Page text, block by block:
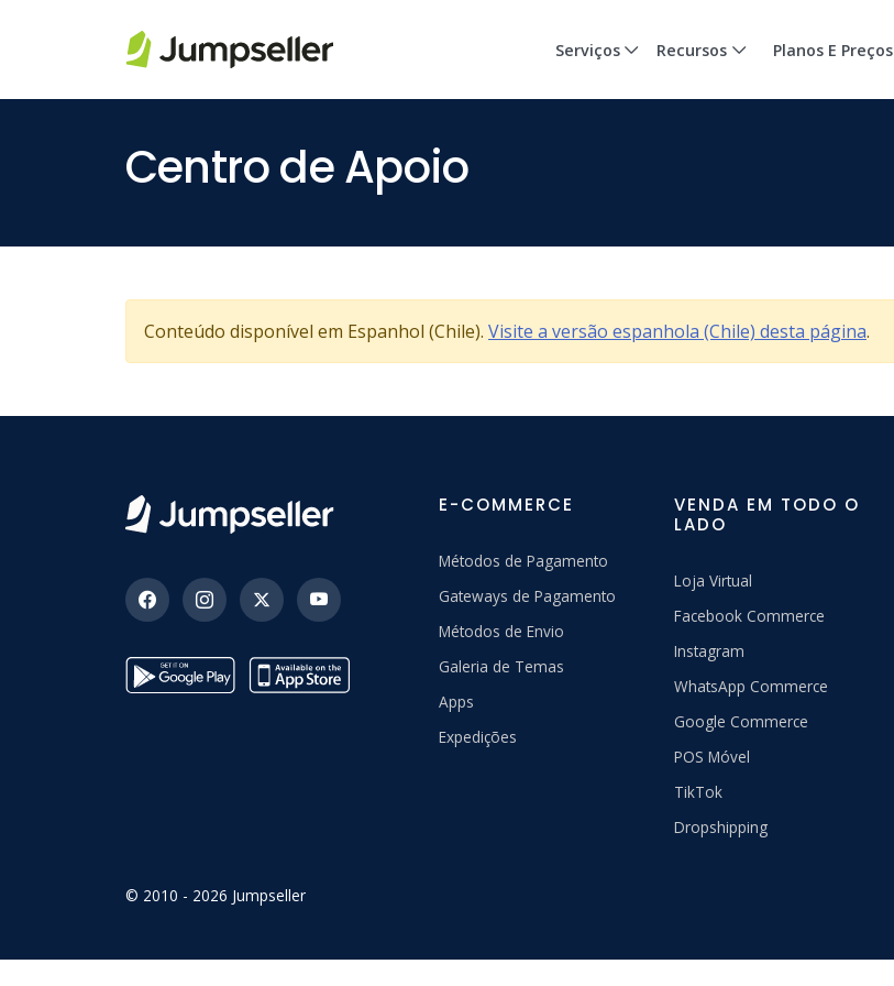
Pular para o conteúdo principal
Serviços Recursos Planos E Preços
Centro de Apoio
Conteúdo disponível em Espanhol (Chile). Visite a versão espanhola (Chile) desta página.
E-COMMERCE
Métodos de Pagamento
Gateways de Pagamento
Métodos de Envio
Galeria de Temas
Apps
Expedições
VENDA EM TODO O
LADO
Loja Virtual
Facebook Commerce
Instagram
WhatsApp Commerce
Google Commerce
POS Móvel
TikTok
Dropshipping
© 2010 - 2026 Jumpseller